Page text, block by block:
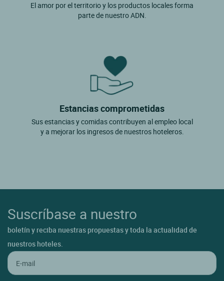
El amor por el territorio y los productos locales forma
parte de nuestro ADN.
Estancias comprometidas
Sus estancias y comidas contribuyen al empleo local
y a mejorar los ingresos de nuestros hoteleros.
Suscríbase a nuestro
boletín y reciba nuestras propuestas y toda la actualidad de
nuestros hoteles.